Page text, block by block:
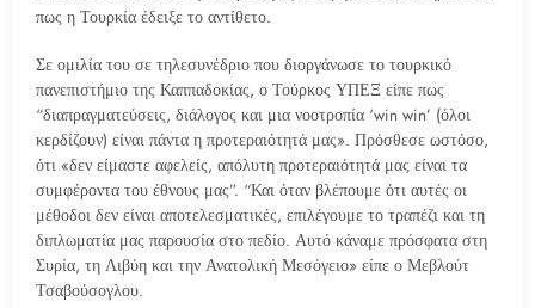
πως η Τουρκία έδειξε το αντίθετο.
Σε ομιλία του σε τηλεσυνέδριο που διοργάνωσε το τουρκικό
πανεπιστήμιο της Καππαδοκίας, ο Τούρκος ΥΠΕΞ είπε πως
“διαπραγματεύσεις, διάλογος και μια νοοτροπία ‘win win’ (όλοι
κερδίζουν) είναι πάντα η προτεραιότητά μας». Πρόσθεσε ωστόσο,
ότι «δεν είμαστε αφελείς, απόλυτη προτεραιότητά μας είναι τα
συμφέροντα του έθνους μας”. “Και όταν βλέπουμε ότι αυτές οι
μέθοδοι δεν είναι αποτελεσματικές, επιλέγουμε το τραπέζι και τη
διπλωματία μας παρουσία στο πεδίο. Αυτό κάναμε πρόσφατα στη
Συρία, τη Λιβύη και την Ανατολική Μεσόγειο» είπε ο Μεβλούτ
Τσαβούσογλου.